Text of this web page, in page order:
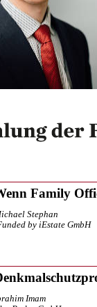
Family
Stephan
by iEstate GmbH
Imam